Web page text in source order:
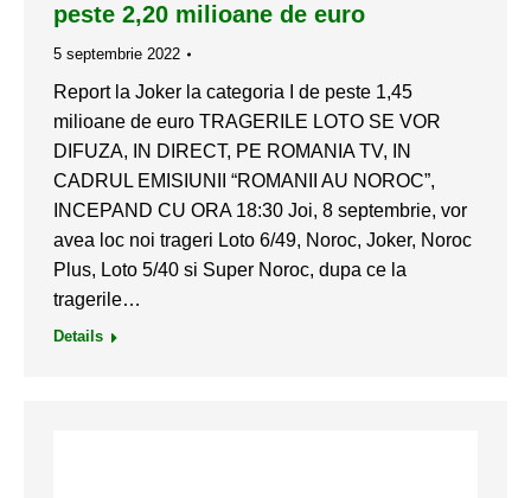
peste 2,20 milioane de euro
5 septembrie 2022
Report la Joker la categoria I de peste 1,45
milioane de euro TRAGERILE LOTO SE VOR
DIFUZA, IN DIRECT, PE ROMANIA TV, IN
CADRUL EMISIUNII “ROMANII AU NOROC”,
INCEPAND CU ORA 18:30 Joi, 8 septembrie, vor
avea loc noi trageri Loto 6/49, Noroc, Joker, Noroc
Plus, Loto 5/40 si Super Noroc, dupa ce la
tragerile…
Details